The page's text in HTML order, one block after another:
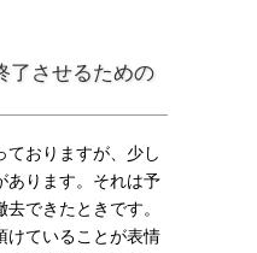
了させるための
ておりますが、少し
あります。それは予
できたときです。
けていることが表情